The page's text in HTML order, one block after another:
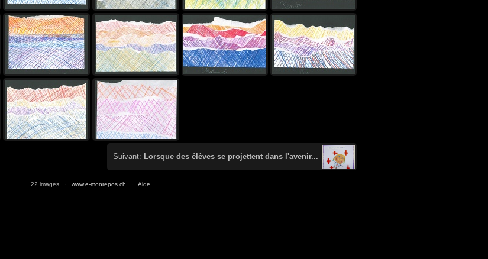
Suivant: Lorsque des élèves se projettent dans l'avenir...
22 images · www.e-monrepos.ch · Aide